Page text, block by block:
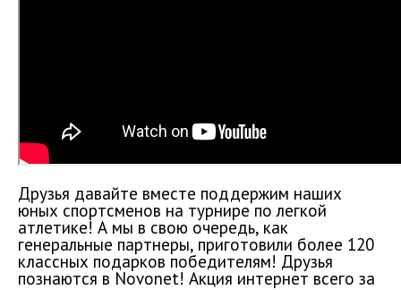
Друзья давайте вместе поддержим наших
юных спортсменов на турнире по легкой
атлетике! А мы в свою очередь, как
генеральные партнеры, приготовили более 120
классных подарков победителям! Друзья
познаются в Novonet! Акция интернет всего за